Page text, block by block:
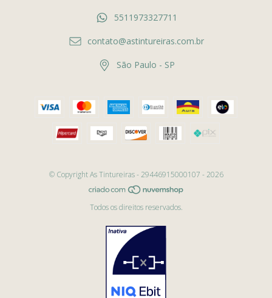
5511973327711
contato@astintureiras.com.br
São Paulo - SP
© Copyright As Tintureiras - 29446915000107 - 2026
Todos os direitos reservados.